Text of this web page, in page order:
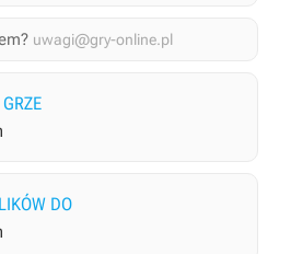
uwagi@gry-online.pl
DO